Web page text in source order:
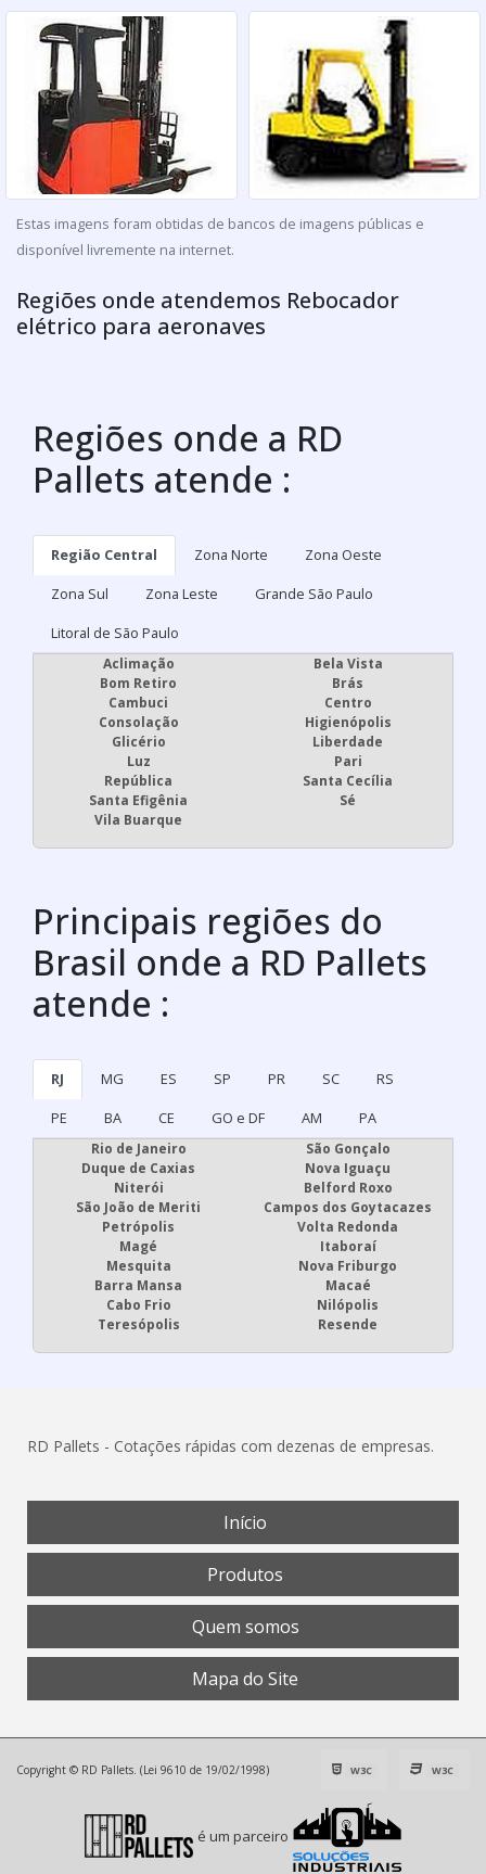
Estas imagens foram obtidas de bancos de imagens públicas e
disponível livremente na internet.
Regiões onde atendemos Rebocador
elétrico para aeronaves
Regiões onde a RD
Pallets atende :
Região Central Zona Norte
Zona Oeste
Zona Sul
Zona Leste
Grande São Paulo
Litoral de São Paulo
Aclimação
Bela Vista
Bom Retiro
Brás
Cambuci
Centro
Consolação
Higienópolis
Glicério
Liberdade
Luz
Pari
República
Santa Cecília
Santa Efigênia
Sé
Vila Buarque
Principais regiões do
Brasil onde a RD Pallets
atende :
RJ MG ES SP PR SC
RS
PE
BA CE GO e DF AM PA
Rio de Janeiro
São Gonçalo
Duque de Caxias
Nova Iguaçu
Niterói
Belford Roxo
São João de Meriti
Campos dos Goytacazes
Petrópolis
Volta Redonda
Magé
Itaboraí
Mesquita
Nova Friburgo
Barra Mansa
Macaé
Cabo Frio
Nilópolis
Teresópolis
Resende
RD Pallets - Cotações rápidas com dezenas de empresas.
Início
Produtos
Quem somos
Mapa do Site
Copyright © RD Pallets. (Lei 9610 de 19/02/1998) W3C W3C
é um parceiro